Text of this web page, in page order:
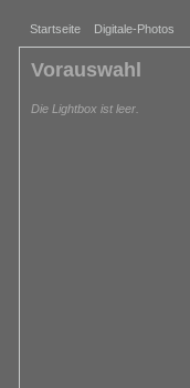
Startseite Digitale-Photos
Vorauswahl
Die Lightbox ist leer.